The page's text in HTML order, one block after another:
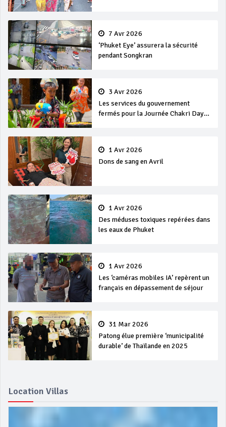
7 Avr 2026
‘Phuket Eye’ assurera la sécurité
pendant Songkran
3 Avr 2026
Les services du gouvernement
fermés pour la Journée Chakri Day
1 Avr 2026
Dons de sang en Avril
1 Avr 2026
Des méduses toxiques repérées dans
les eaux de Phuket
1 Avr 2026
Les ‘caméras mobiles IA’ repèrent un
français en dépassement de séjour
31 Mar 2026
Patong élue première ‘municipalité
durable’ de Thaïlande en 2025
Location Villas